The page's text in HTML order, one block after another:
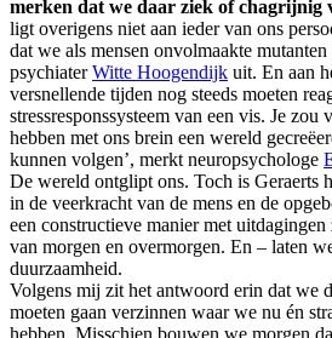
merken dat we daar ziek of chagrijnig
ligt overigens niet aan ieder van ons
dat we als mensen onvolmaakte
psychiaterWitte Hoogendijk uit. En aan
versnellende tijden nog steeds moeten
stressresponssysteem van een vis. Je zou
hebben met ons brein een wereld
kunnen volgen’, merkt neuropsychologe
De wereld ontglipt ons. Toch is Geraerts
in de veerkracht van de mens en de
een constructieve manier met
van morgen en overmorgen. En – laten
duurzaamheid.
Volgens mij zit het antwoord erin dat we
moeten gaan verzinnen waar we nu én
hebben. Misschien bouwen we morgen